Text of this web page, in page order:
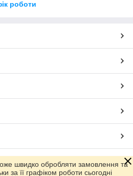
роботи
Prom.ua
швидко обробляти замовлення та
за її графіком роботи сьогодні